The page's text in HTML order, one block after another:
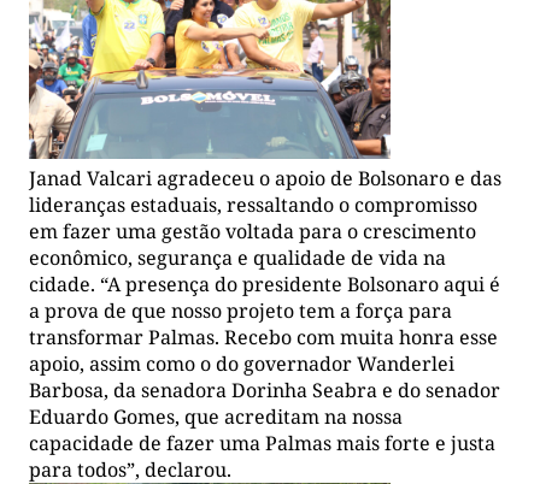
Janad Valcari agradeceu o apoio de Bolsonaro e das
lideranças estaduais, ressaltando o compromisso
em fazer uma gestão voltada para o crescimento
econômico, segurança e qualidade de vida na
cidade. “A presença do presidente Bolsonaro aqui é
a prova de que nosso projeto tem a força para
transformar Palmas. Recebo com muita honra esse
apoio, assim como o do governador Wanderlei
Barbosa, da senadora Dorinha Seabra e do senador
Eduardo Gomes, que acreditam na nossa
capacidade de fazer uma Palmas mais forte e justa
para todos”, declarou.